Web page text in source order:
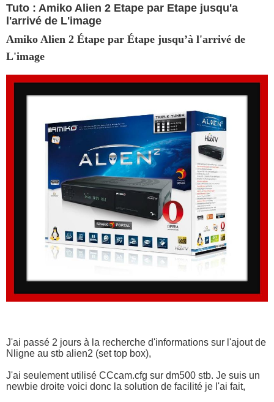
Tuto : Amiko Alien 2 Etape par Etape jusqu'a
l'arrivé de L'image
Amiko Alien 2 Étape par Étape jusqu’à l'arrivé de
L'image
J'ai passé 2 jours à la recherche d'informations sur l'ajout de
Nligne au stb alien2 (set top box),
J'ai seulement utilisé CCcam.cfg sur dm500 stb. Je suis un
newbie droite voici donc la solution de facilité je l'ai fait,